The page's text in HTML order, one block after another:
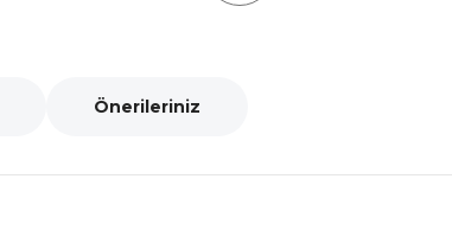
Önerileriniz